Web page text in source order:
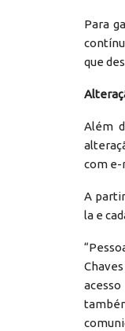
Para
que
Além
com e-
A
la e